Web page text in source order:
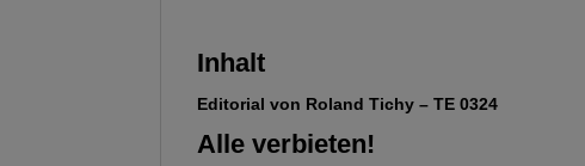
Inhalt
Editorial von Roland Tichy – TE 0324
Alle verbieten!